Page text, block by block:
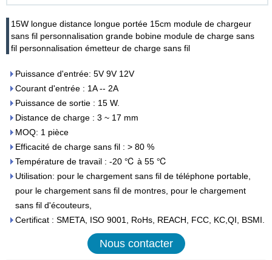
15W longue distance longue portée 15cm module de chargeur
sans fil personnalisation grande bobine module de charge sans
fil personnalisation émetteur de charge sans fil
Puissance d'entrée: 5V 9V 12V
Courant d'entrée : 1A -- 2A
Puissance de sortie : 15 W.
Distance de charge : 3 ~ 17 mm
MOQ: 1 pièce
Efficacité de charge sans fil : > 80 %
Température de travail : -20 ℃ à 55 ℃
Utilisation: pour le chargement sans fil de téléphone portable,
pour le chargement sans fil de montres, pour le chargement
sans fil d'écouteurs,
Certificat : SMETA, ISO 9001, RoHs, REACH, FCC, KC,QI, BSMI.
Nous contacter